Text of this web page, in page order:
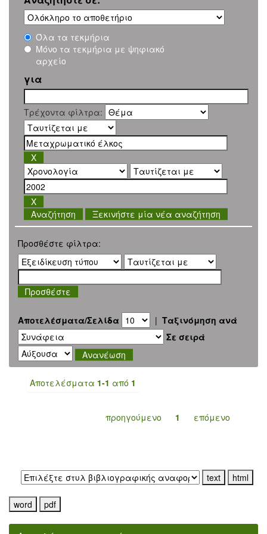
Όλα τα τεκμήρια
Μόνο τα τεκμήρια με ψηφιακό
αρχείο
για
Τρέχοντα φίλτρα:
Ξεκινήστε μία νέα αναζήτηση
Προσθέστε φίλτρα:
Αποτελέσματα/Σελίδα | Ταξινόμηση ανά
Σε σειρά
Αποτελέσματα 1-1 από 1
προηγούμενο 1 επόμενο